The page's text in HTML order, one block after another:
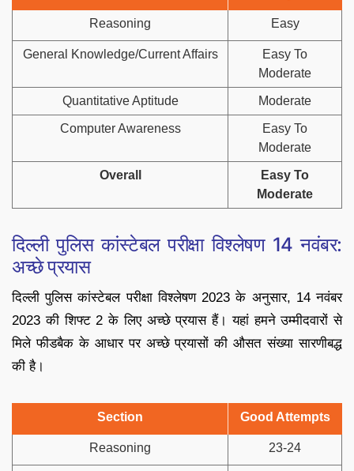
Reasoning Easy
General Knowledge/Current Affairs
Easy To
Moderate
Quantitative Aptitude Moderate
Computer Awareness
Easy To
Moderate
Overall
Easy To
Moderate
दिल्ली पुलिस कांस्टेबल परीक्षा विश्लेषण 14 नवंबर:
अच्छे प्रयास
दिल्ली पुलिस कांस्टेबल परीक्षा विश्लेषण 2023 के अनुसार, 14 नवंबर
2023 की शिफ्ट 2 के लिए अच्छे प्रयास हैं। यहां हमने उम्मीदवारों से
मिले फीडबैक के आधार पर अच्छे प्रयासों की औसत संख्या सारणीबद्ध
की है।
Section Good Attempts
Reasoning 23-24